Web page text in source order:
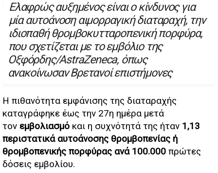
Ελαφρώς αυξημένος είναι ο κίνδυνος για
μία αυτοάνοση αιμορραγική διαταραχή, την
ιδιοπαθή θρομβοκυτταροπενική πορφύρα,
που σχετίζεται με το εμβόλιο της
Οξφόρδης/AstraZeneca, όπως
ανακοίνωσαν Βρετανοί επιστήμονες
Η πιθανότητα εμφάνισης της διαταραχής
καταγράφηκε έως την 27η ημέρα μετά
τον εμβολιασμό και η συχνότητά της ήταν 1,13
περιστατικά αυτοάνοσης θρομβοπενίας ή
θρομβοπενικής πορφύρας ανά 100.000 πρώτες
δόσεις εμβολίου.